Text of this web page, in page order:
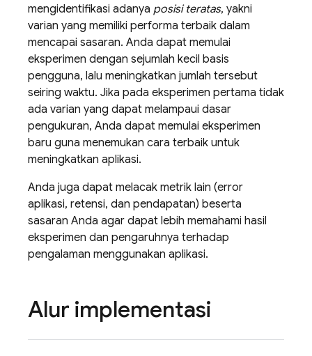
mengidentifikasi adanya posisi teratas, yakni
varian yang memiliki performa terbaik dalam
mencapai sasaran. Anda dapat memulai
eksperimen dengan sejumlah kecil basis
pengguna, lalu meningkatkan jumlah tersebut
seiring waktu. Jika pada eksperimen pertama tidak
ada varian yang dapat melampaui dasar
pengukuran, Anda dapat memulai eksperimen
baru guna menemukan cara terbaik untuk
meningkatkan aplikasi.
Anda juga dapat melacak metrik lain (error
aplikasi, retensi, dan pendapatan) beserta
sasaran Anda agar dapat lebih memahami hasil
eksperimen dan pengaruhnya terhadap
pengalaman menggunakan aplikasi.
Alur implementasi